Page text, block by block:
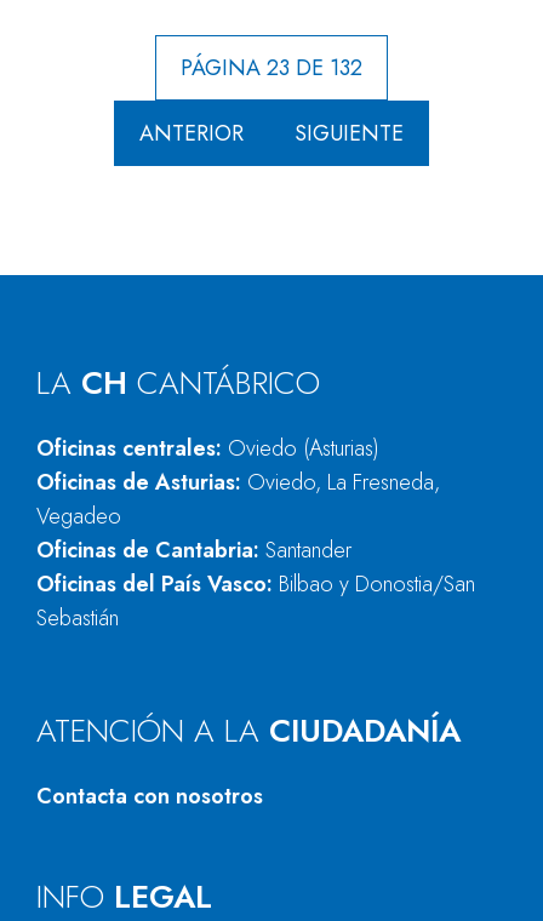
PÁGINA 23 DE 132
ANTERIOR SIGUIENTE
LA CH CANTÁBRICO
Oficinas centrales: Oviedo (Asturias)
Oficinas de Asturias: Oviedo, La Fresneda,
Vegadeo
Oficinas de Cantabria: Santander
Oficinas del País Vasco: Bilbao y Donostia/San
Sebastián
ATENCIÓN A LA CIUDADANÍA
Contacta con nosotros
INFO LEGAL